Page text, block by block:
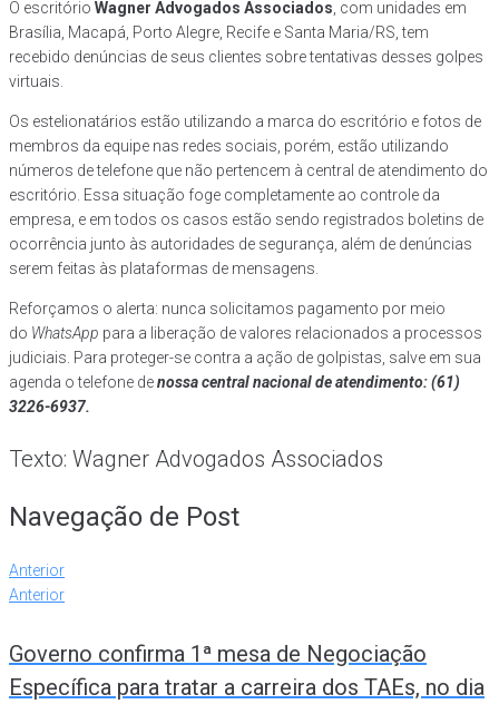
O escritório Wagner Advogados Associados , com unidades em
Brasília, Macapá, Porto Alegre, Recife e Santa Maria/RS, tem
recebido denúncias de seus clientes sobre tentativas desses golpes
virtuais.
Os estelionatários estão utilizando a marca do escritório e fotos de
membros da equipe nas redes sociais, porém, estão utilizando
números de telefone que não pertencem à central de atendimento do
escritório. Essa situação foge completamente ao controle da
empresa, e em todos os casos estão sendo registrados boletins de
ocorrência junto às autoridades de segurança, além de denúncias
serem feitas às plataformas de mensagens.
Reforçamos o alerta: nunca solicitamos pagamento por meio
do WhatsApp para a liberação de valores relacionados a processos
judiciais. Para proteger-se contra a ação de golpistas, salve em sua
agenda o telefone denossa central nacional de atendimento: (61)
3226-6937.
Texto: Wagner Advogados Associados
Navegação de Post
Anterior
Anterior
Governo confirma 1ª mesa de Negociação
Específica para tratar a carreira dos TAEs, no dia